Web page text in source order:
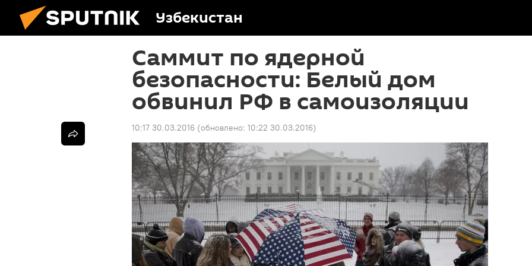
Узбекистан
Саммит по ядерной
безопасности: Белый дом
обвинил РФ в самоизоляции
10:17 30.03.2016 (обновлено: 10:22 30.03.2016)